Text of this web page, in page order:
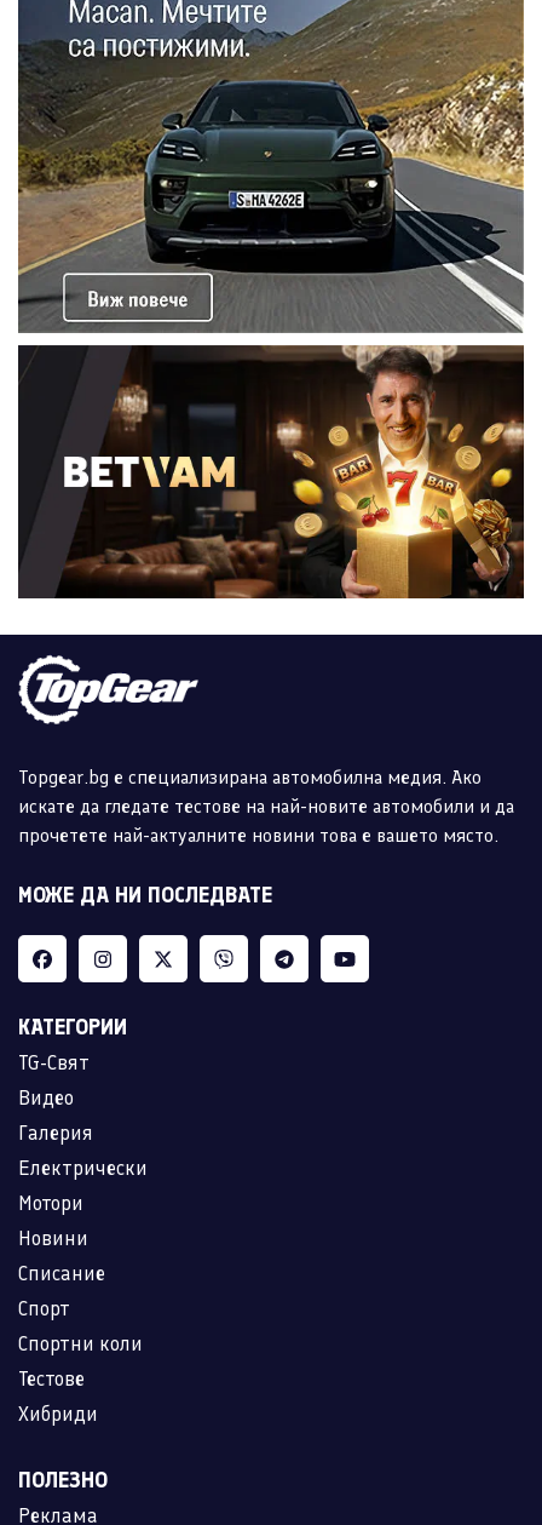
Topgear.bg е специализирана автомобилна медия. Ако
искате да гледате тестове на най-новите автомобили и да
прочетете най-актуалните новини това е вашето място.
МОЖЕ ДА НИ ПОСЛЕДВАТЕ
КАТЕГОРИИ
TG-Свят
Видео
Галерия
Електрически
Мотори
Новини
Списание
Спорт
Спортни коли
Тестове
Хибриди
ПОЛЕЗНО
Реклама